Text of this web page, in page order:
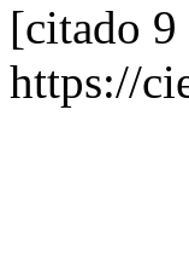
[citado
https://